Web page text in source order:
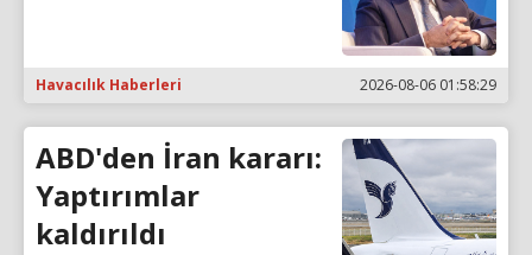
Havacılık Haberleri 2026-08-06 01:58:29
ABD'den İran kararı:
Yaptırımlar
kaldırıldı